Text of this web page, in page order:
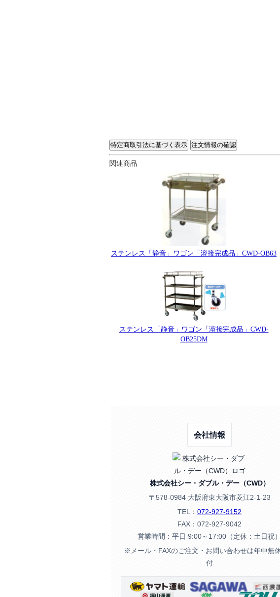
関連商品
ステンレス「静音」ワゴン「溶接完成品」CWD-OB63
ステンレス「静音」ワゴン「溶接完成品」CWD-
OB25DM
会社情報
株式会社シー・ダブル・デー（CWD）
〒578-0984 大阪府東大阪市菱江2-1-23
TEL： 072-927-9152
FAX：072-927-9042
営業時間：平日 9:00～17:00（定休：土日祝）
※メール・FAXのご注文・お問い合わせは年中無
付